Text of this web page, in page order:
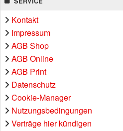
Kontakt
Impressum
AGB Shop
AGB Online
AGB Print
Datenschutz
Cookie-Manager
Nutzungsbedingungen
Verträge hier kündigen